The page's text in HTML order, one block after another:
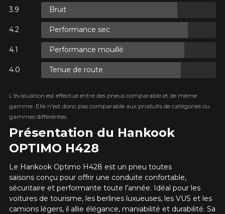
CODE PROMORABAIS10
POUR UN TEMPS LIMITÉ SUR
PLUS D'INFO
CODE PROMORABAIS10
POUR UN TEMPS LIMITÉ SUR
PLUS D'INFO
CODE PROMORABAIS10
POUR UN TEMPS LIMITÉ SUR
PLUS D'INFO
Présentation du Hankook
OPTIMO H428
Le Hankook Optimo H428 est un pneu toutes
saisons conçu pour offrir une conduite confortable,
sécuritaire et performante toute l’année. Idéal pour les
voitures de tourisme, les berlines luxueuses, les VUS et les
camions légers, il allie élégance, maniabilité et durabilité. Sa
Bruit
Performance sec
Performance mouillé
Tenue de route
L'évaluation est effectué entre des pneus comparable et de même
gamme. Elle n'est donc pas comparable aux produits de catégories ou
gammes différentes.
Condition de route
Note
Commentaire
Envoyer
Que magasinez-vous?
Malheureusement, aucun résultat ne
convenant parfaitement à votre
présentement. Nous aimerions vous
aider à trouver le produit qu'il vous faut.
N'hésitez pas à contacter notre service
à la clientèle, qui se fera un plaisir de
rechercher des options pour votre
configuration.
1-866-220-8025
*Attention cette dimension représente une possibilité
d'équipement pour votre véhicule, vous devez vérifier